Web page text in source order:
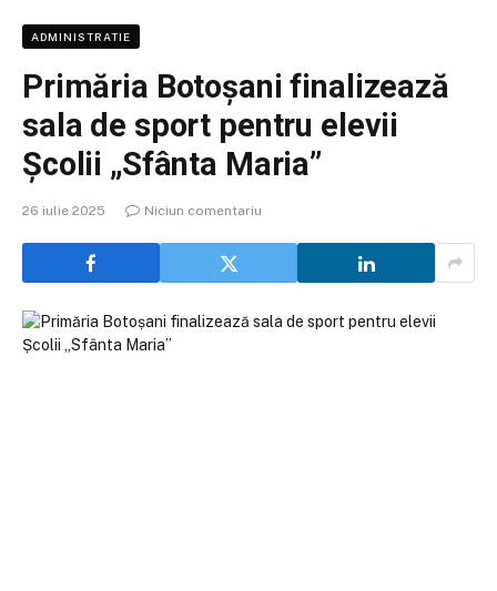
ADMINISTRATIE
Primăria Botoșani finalizează
sala de sport pentru elevii
Școlii „Sfânta Maria”
26 iulie 2025 Niciun comentariu